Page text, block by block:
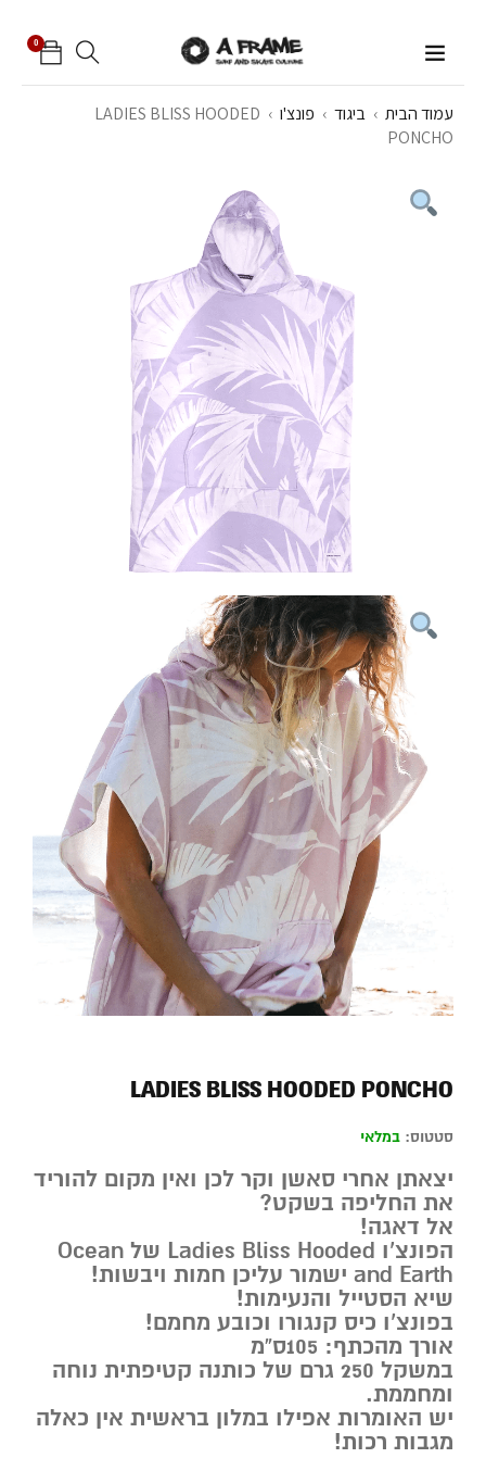
0
עמוד הבית › ביגוד › פונצ'ו ›
LADIES BLISS HOODED
PONCHO
LADIES BLISS HOODED PONCHO
סטטוס: במלאי
יצאתן אחרי סאשן וקר לכן ואין מקום להוריד
את החליפה בשקט?
אל דאגה!
הפונצ’ו Ladies Bliss Hooded של Ocean
and Earth ישמור עליכן חמות ויבשות!
שיא הסטייל והנעימות!
בפונצ’ו כיס קנגורו וכובע מחמם!
אורך מהכתף: 105ס”מ
במשקל 250 גרם של כותנה קטיפתית נוחה
ומחממת.
יש האומרות אפילו במלון בראשית אין כאלה
מגבות רכות!